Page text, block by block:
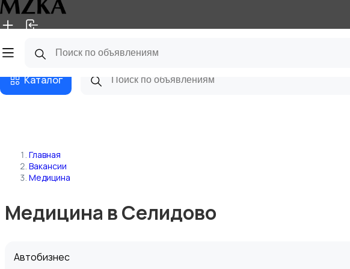
Главная Магазины
Каталог
Главная
Вакансии
Медицина
Медицина в Селидово
Автобизнес